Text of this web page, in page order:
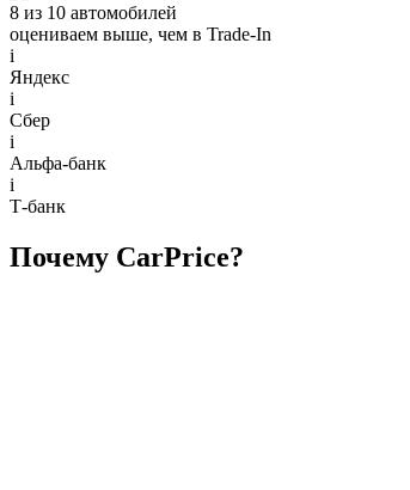
8 из 10 автомобилей
оцениваем выше, чем в Trade‑In
i
Яндекс
i
Сбер
i
Альфа-банк
i
Т-банк
Почему CarPrice?